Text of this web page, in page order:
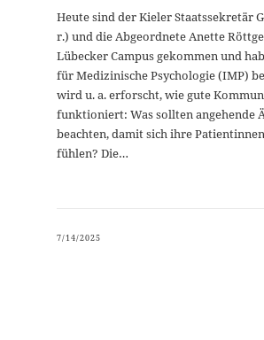
Heute sind der Kieler Staatssekretär
r.) und die Abgeordnete Anette
Lübecker Campus gekommen und
für Medizinische Psychologie (IMP)
wird u. a. erforscht, wie gute
funktioniert: Was sollten angehende
beachten, damit sich ihre
fühlen? Die…
7/14/2025